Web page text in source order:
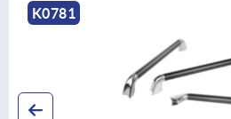
K0211